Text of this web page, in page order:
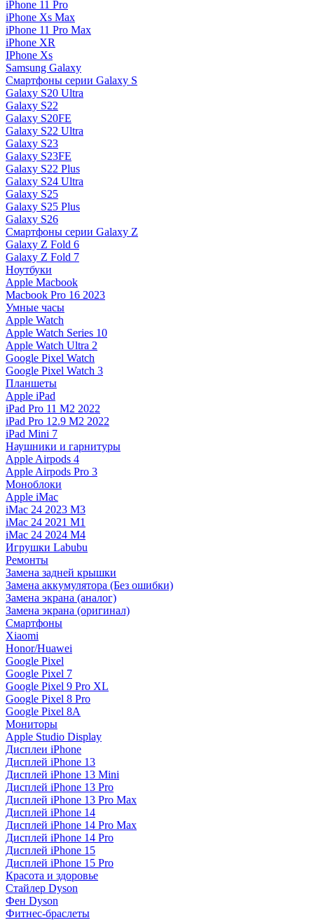
iPhone 11 Pro
iPhone Xs Max
iPhone 11 Pro Max
iPhone XR
IPhone Xs
Samsung Galaxy
Смартфоны серии Galaxy S
Galaxy S20 Ultra
Galaxy S22
Galaxy S20FE
Galaxy S22 Ultra
Galaxy S23
Galaxy S23FE
Galaxy S22 Plus
Galaxy S24 Ultra
Galaxy S25
Galaxy S25 Plus
Galaxy S26
Смартфоны серии Galaxy Z
Galaxy Z Fold 6
Galaxy Z Fold 7
Ноутбуки
Apple Macbook
Macbook Pro 16 2023
Умные часы
Apple Watch
Apple Watch Series 10
Apple Watch Ultra 2
Google Pixel Watch
Google Pixel Watch 3
Планшеты
Apple iPad
iPad Pro 11 M2 2022
iPad Pro 12.9 M2 2022
iPad Mini 7
Наушники и гарнитуры
Apple Airpods 4
Apple Airpods Pro 3
Моноблоки
Apple iMac
iMac 24 2023 M3
iMac 24 2021 M1
iMac 24 2024 M4
Игрушки Labubu
Ремонты
Замена задней крышки
Замена аккумулятора (Без ошибки)
Замена экрана (аналог)
Замена экрана (оригинал)
Смартфоны
Xiaomi
Honor/Huawei
Google Pixel
Google Pixel 7
Google Pixel 9 Pro XL
Google Pixel 8 Pro
Google Pixel 8A
Мониторы
Apple Studio Display
Дисплеи iPhone
Дисплей iPhone 13
Дисплей iPhone 13 Mini
Дисплей iPhone 13 Pro
Дисплей iPhone 13 Pro Max
Дисплей iPhone 14
Дисплей iPhone 14 Pro Max
Дисплей iPhone 14 Pro
Дисплей iPhone 15
Дисплей iPhone 15 Pro
Красота и здоровье
Стайлер Dyson
Фен Dyson
Фитнес-браслеты